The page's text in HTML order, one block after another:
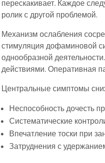
перескакивает. Каждое
ролик с другой проблемой.
Механизм ослабления
стимуляция дофаминовой
однообразной
действиями. Оперативная
Центральные симптомы
Неспособность дочесть
Систематические
Впечатление тоски при
Затруднения с